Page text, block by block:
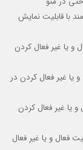
با قابلیت نمایش
و یا غیر فعال کردن
و یا غیر فعال کردن در
یا غیر فعال کردن
فعال و یا غیر فعال